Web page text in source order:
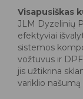
Visapusiškas
JLM Dyzelinių
efektyviai
sistemos
vožtuvus ir
jis užtikrina
variklio